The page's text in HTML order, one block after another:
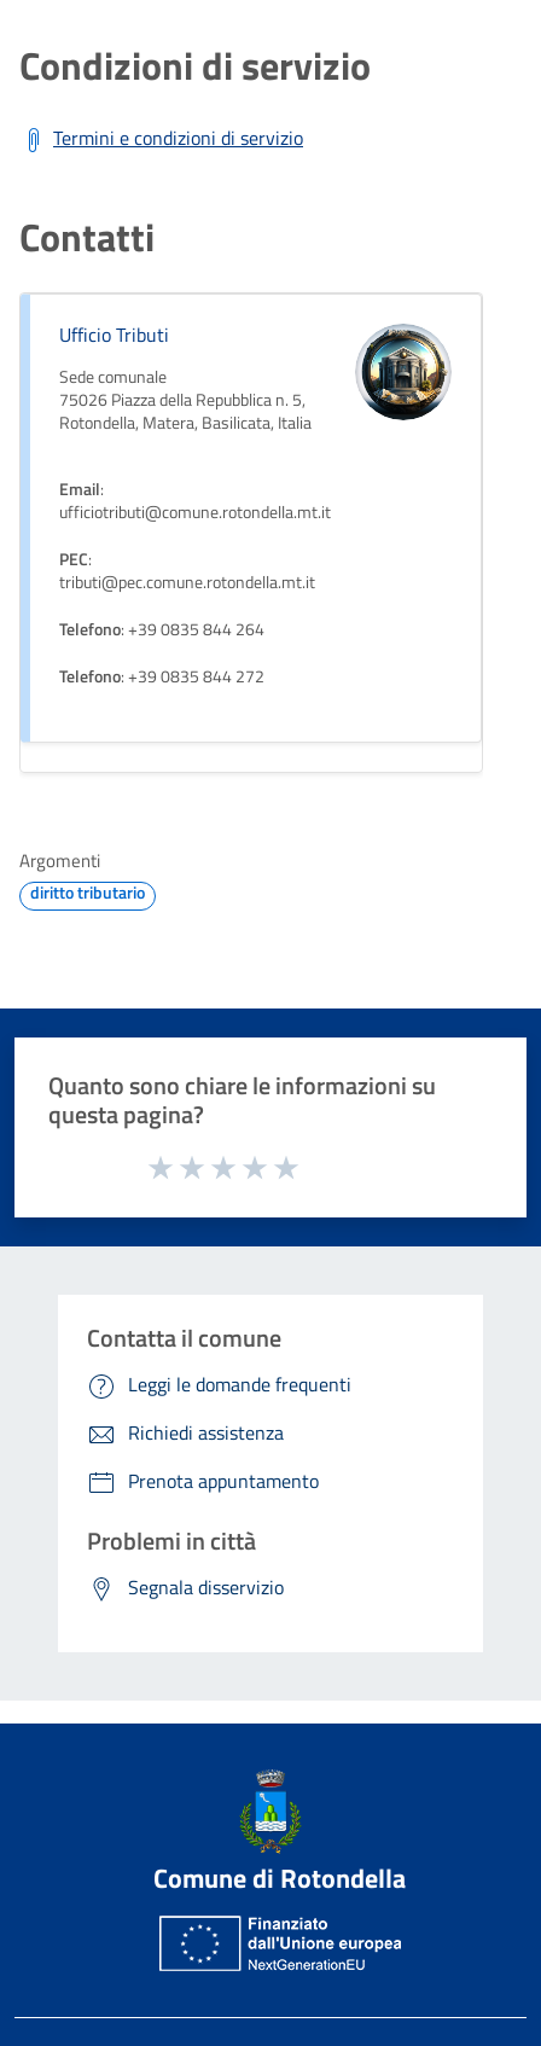
Condizioni di servizio
Termini e condizioni di servizio
Contatti
Ufficio Tributi
Sede comunale
75026 Piazza della Repubblica n. 5,
Rotondella, Matera, Basilicata, Italia
Email:
ufficiotributi@comune.rotondella.mt.it
PEC:
tributi@pec.comune.rotondella.mt.it
Telefono: +39 0835 844 264
Telefono: +39 0835 844 272
Argomenti
diritto tributario
Quanto sono chiare le informazioni su
questa pagina?
Valuta da 1 a 5 stelle la pagina
Contatta il comune
Leggi le domande frequenti
Richiedi assistenza
Prenota appuntamento
Problemi in città
Segnala disservizio
Comune di Rotondella